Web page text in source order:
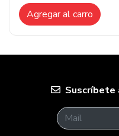
Agregar al carro